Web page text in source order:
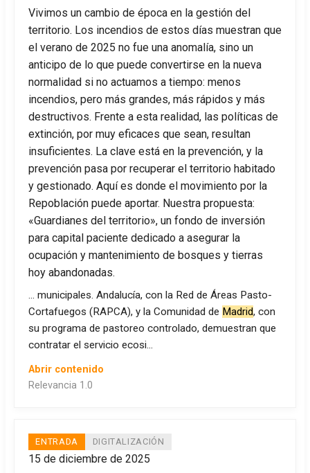
Vivimos un cambio de época en la gestión del
territorio. Los incendios de estos días muestran que
el verano de 2025 no fue una anomalía, sino un
anticipo de lo que puede convertirse en la nueva
normalidad si no actuamos a tiempo: menos
incendios, pero más grandes, más rápidos y más
destructivos. Frente a esta realidad, las políticas de
extinción, por muy eficaces que sean, resultan
insuficientes. La clave está en la prevención, y la
prevención pasa por recuperar el territorio habitado
y gestionado. Aquí es donde el movimiento por la
Repoblación puede aportar. Nuestra propuesta:
«Guardianes del territorio», un fondo de inversión
para capital paciente dedicado a asegurar la
ocupación y mantenimiento de bosques y tierras
hoy abandonadas.
… municipales. Andalucía, con la Red de Áreas Pasto-
Cortafuegos (RAPCA), y la Comunidad de Madrid, con
su programa de pastoreo controlado, demuestran que
contratar el servicio ecosi…
Abrir contenido
Relevancia 1.0
ENTRADA DIGITALIZACIÓN
15 de diciembre de 2025